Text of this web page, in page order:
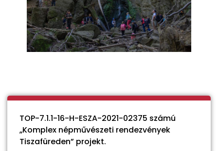
TOP-7.1.1-16-H-ESZA-2021-02375 számú
„Komplex népművészeti rendezvények
Tiszafüreden” projekt.